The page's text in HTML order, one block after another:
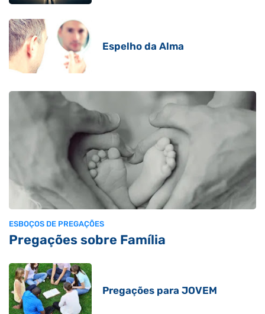
Espelho da Alma
ESBOÇOS DE PREGAÇÕES
Pregações sobre Família
Pregações para JOVEM